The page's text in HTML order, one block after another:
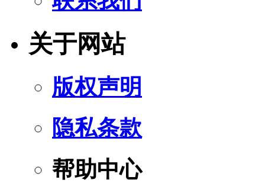
关于网站
版权声明
隐私条款
帮助中心